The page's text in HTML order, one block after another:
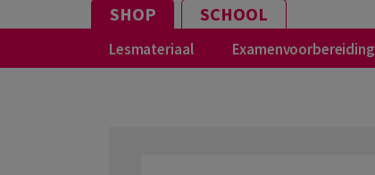
SHOP SCHOOL
Lesmateriaal Examenvoorbereiding